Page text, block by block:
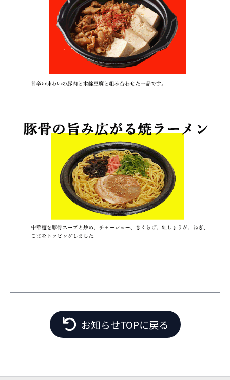
お知らせTOPに戻る